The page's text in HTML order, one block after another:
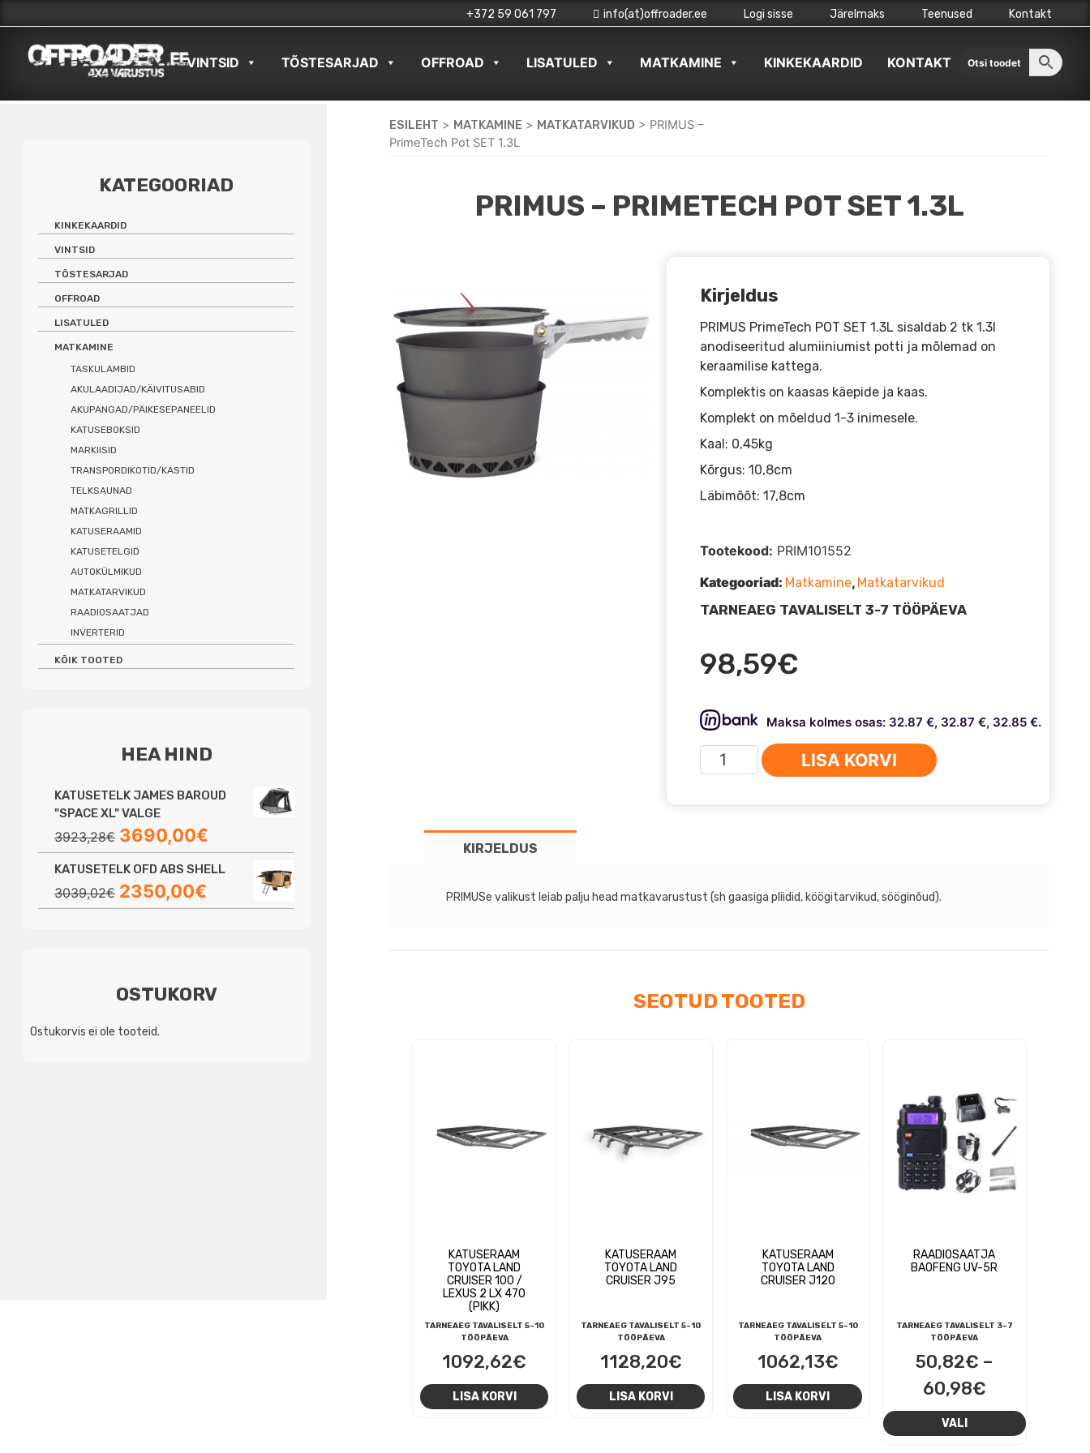
content
+372 59 061 797 info(at)offroader.ee Logi sisse Järelmaks Teenused Kontakt
VINTSID TÕSTESARJAD OFFROAD LISATULED MATKAMINE KINKEKAARDID KONTAKT
ESILEHT > MATKAMINE > MATKATARVIKUD > PRIMUS –
PrimeTech Pot SET 1.3L
PRIMUS – PRIMETECH POT SET 1.3L
98,59€
Kirjeldus
PRIMUS PrimeTech POT SET 1.3L sisaldab 2 tk 1.3l
anodiseeritud alumiiniumist potti ja mõlemad on
keraamilise kattega.
Komplektis on kaasas käepide ja kaas.
Komplekt on mõeldud 1-3 inimesele.
Kaal: 0,45kg
Kõrgus: 10,8cm
Läbimõõt: 17,8cm
Maksa kolmes osas: 32.87 €, 32.87 €, 32.85 €.
PRIMUS
-
LISA KORVI
Tootekood: PRIM101552
Kategooriad: Matkamine, Matkatarvikud
TARNEAEG TAVALISELT 3-7 TÖÖPÄEVA
KIRJELDUS
PRIMUSe valikust leiab palju head matkavarustust (sh gaasiga pliidid, köögitarvikud, sööginõud).
SEOTUD TOOTED
KATUSERAAM
TOYOTA LAND
CRUISER 100 /
LEXUS 2 LX 470
(PIKK)
TARNEAEG TAVALISELT 5-10
TÖÖPÄEVA
1092,62€
LISA KORVI
KATUSERAAM
TOYOTA LAND
CRUISER J95
TARNEAEG TAVALISELT 5-10
TÖÖPÄEVA
1128,20€
LISA KORVI
KATUSERAAM
TOYOTA LAND
CRUISER J120
TARNEAEG TAVALISELT 5-10
TÖÖPÄEVA
1062,13€
LISA KORVI
RAADIOSAATJA
BAOFENG UV-5R
TARNEAEG TAVALISELT 3-7
TÖÖPÄEVA
50,82€ –
60,98€
50,82€
kuni
VALI
Sellel
KATEGOORIAD
KINKEKAARDID
VINTSID
TÕSTESARJAD
OFFROAD
LISATULED
MATKAMINE
TASKULAMBID
AKULAADIJAD/KÄIVITUSABID
AKUPANGAD/PÄIKESEPANEELID
KATUSEBOKSID
MARKIISID
TRANSPORDIKOTID/KASTID
TELKSAUNAD
MATKAGRILLID
KATUSERAAMID
KATUSETELGID
AUTOKÜLMIKUD
MATKATARVIKUD
RAADIOSAATJAD
INVERTERID
KÕIK TOOTED
HEA HIND
KATUSETELK JAMES BAROUD
"SPACE XL" VALGE
3923,28€ Algne
hind
oli:
3923,28€.
3690,00€Praegune
hind
on:
3690,00€.
KATUSETELK OFD ABS SHELL
3039,02€ Algne
hind
2350,00€Praegune
hind
OSTUKORV
Ostukorvis ei ole tooteid.